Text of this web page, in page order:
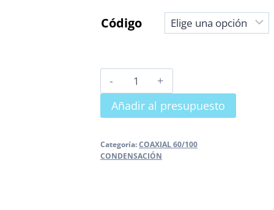
Código
SALIDA
VERTICAL
PP/Acero
Vaillant,
Saunier
Añadir al presupuesto
Categoría:COAXIAL 60/100
CONDENSACIÓN